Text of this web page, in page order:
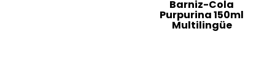
Barniz-Cola
Purpurina 150ml
Multilingüe